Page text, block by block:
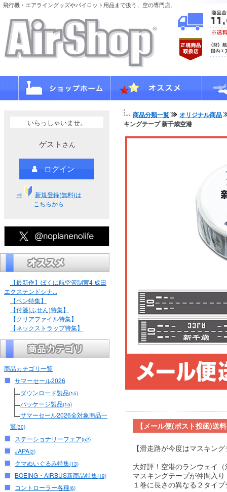
飛行機・エアライングッズやパイロット用品まで扱う、空の専門店。
いらっしゃいませ。
ゲスト さん
ログイン
⇒
新規登録(無料)は
こちらから
【最新作】ぼくは航空管制官4 成田
エクステンドシナ...
【ペン特集】
【付箋(ふせん)特集】
【クリアファイル特集】
【ネックストラップ特集】
商品カテゴリ一覧
サマーセール2026
ダウンロード製品(15)
パッケージ製品(15)
サマーセール2026全対象商品一
覧(30)
ステーショナリーフェア(52)
JAPA(2)
クマぬいぐるみ特集(13)
BOEING・AIRBUS新商品特集(19)
コントローラー各種(6)
商品分類一覧
オリジナル商品
キングテープ 新千歳空港
【メール便(ポスト投函)送
【滑走路が今度はマスキン
大好評！空港のランウェイ
マスキングテープが仲間入り
１巻に長さの異なる２タイ